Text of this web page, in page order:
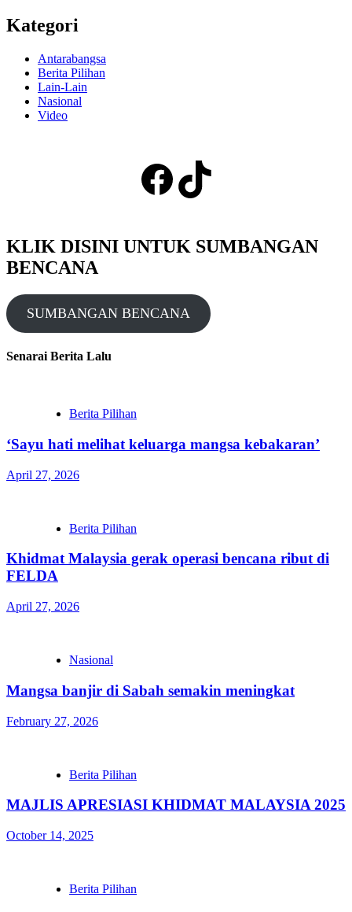
Kategori
Antarabangsa
Berita Pilihan
Lain-Lain
Nasional
Video
Facebook
TikTok
KLIK DISINI UNTUK SUMBANGAN
BENCANA
SUMBANGAN BENCANA
Senarai Berita Lalu
Berita Pilihan
‘Sayu hati melihat keluarga mangsa kebakaran’
April 27, 2026
Berita Pilihan
Khidmat Malaysia gerak operasi bencana ribut di
FELDA
April 27, 2026
Nasional
Mangsa banjir di Sabah semakin meningkat
February 27, 2026
Berita Pilihan
MAJLIS APRESIASI KHIDMAT MALAYSIA 2025
October 14, 2025
Berita Pilihan